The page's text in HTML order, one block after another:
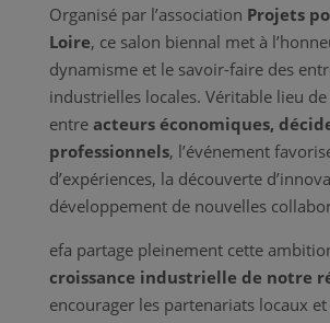
Organisé par l’association Projets
Loire, ce salon biennal met à
dynamisme et le savoir-faire des
industrielles locales. Véritable lieu
entre acteurs économiques,
professionnels, l’événement
d’expériences, la découverte
développement de nouvelles
efa partage pleinement cette
croissance industrielle de notre
encourager les partenariats locaux